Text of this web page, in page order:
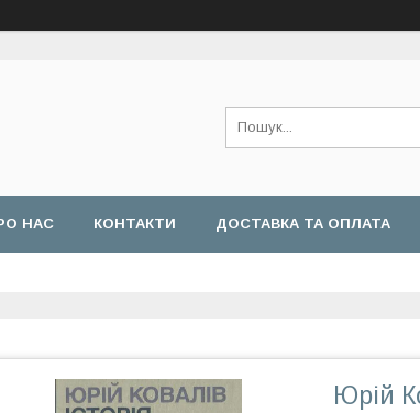
НАС КОНТАКТИ ДОСТАВКА ТА ОПЛАТА
Юрій